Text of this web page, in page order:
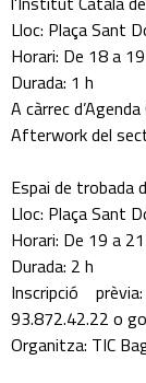
Lloc: Plaça Sant
Horari: De 18 a
Durada: 1 h
A càrrec
Afterwork del
Espai de trobada
Lloc: Plaça Sant
Horari: De 19 a
Durada: 2 h
Inscripció
93.872.42.22 o
Organitza: TIC